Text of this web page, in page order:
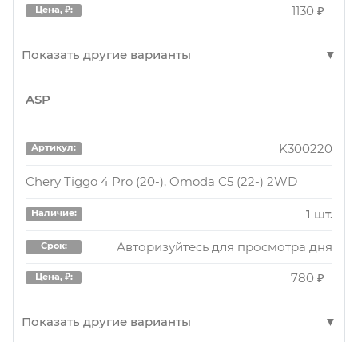
Цена, ₽: 1130 ₽
Показать другие варианты
Артикул:
ASP
Артикул: K300220
Chery Tiggo 4 Pro (20-), Omoda C5 (22-) 2WD
Наличие: 1 шт.
Срок: Авторизуйтесь для просмотра дня
Цена, ₽: 780 ₽
Показать другие варианты